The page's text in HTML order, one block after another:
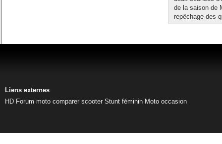
de la saison de
repêchage des
Liens externes
HD Forum moto comparer scooter Stunt féminin Moto occasion